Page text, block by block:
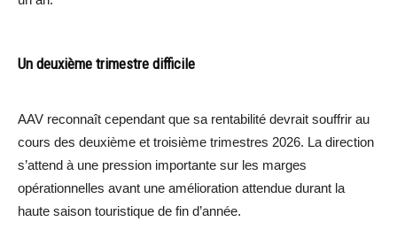
Un deuxième trimestre difficile
AAV reconnaît cependant que sa rentabilité devrait souffrir au
cours des deuxième et troisième trimestres 2026. La direction
s’attend à une pression importante sur les marges
opérationnelles avant une amélioration attendue durant la
haute saison touristique de fin d’année.